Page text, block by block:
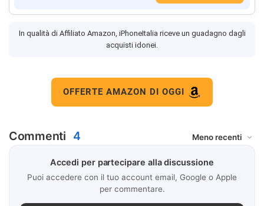
In qualità di Affiliato Amazon, iPhoneItalia riceve un guadagno dagli
acquisti idonei.
OFFERTE AMAZON DI OGGI
Commenti 4
Accedi per partecipare alla discussione
Puoi accedere con il tuo account email, Google o Apple
per commentare.